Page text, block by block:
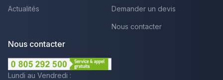
Actualités Demander un devis
Nous contacter
Nous contacter
Lundi au Vendredi :